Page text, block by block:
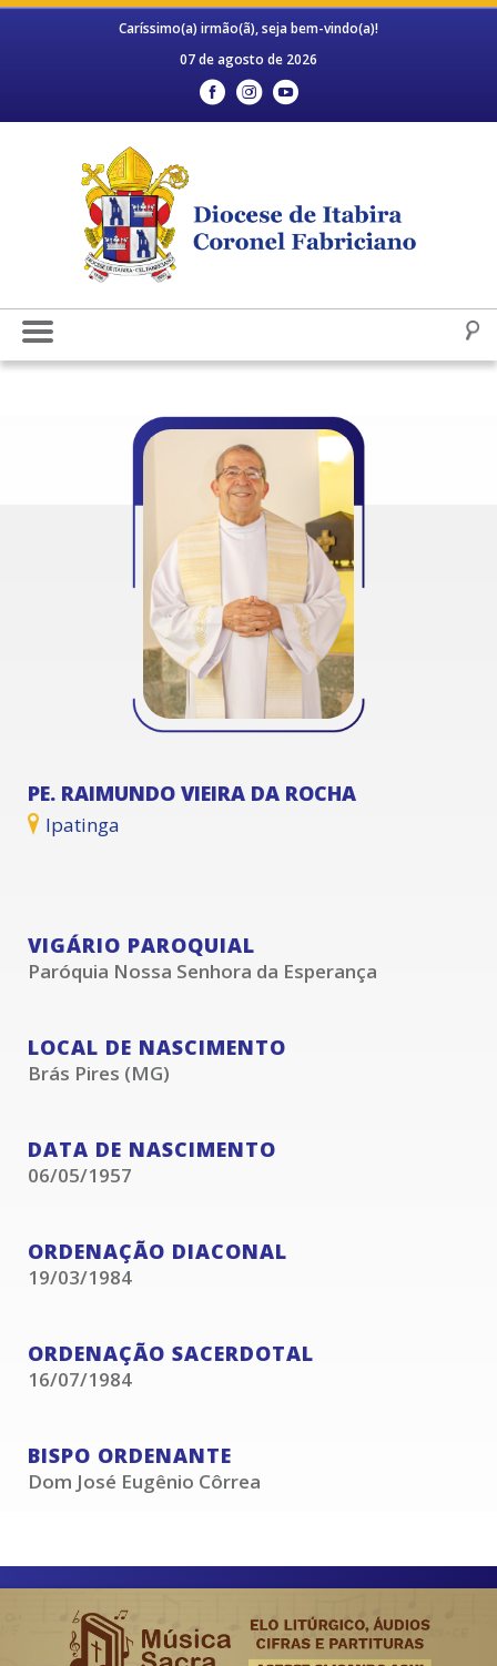
Caríssimo(a) irmão(ã), seja bem-vindo(a)!
07 de agosto de 2026
PE. RAIMUNDO VIEIRA DA ROCHA
Ipatinga
VIGÁRIO PAROQUIAL
Paróquia Nossa Senhora da Esperança
LOCAL DE NASCIMENTO
Brás Pires (MG)
DATA DE NASCIMENTO
06/05/1957
ORDENAÇÃO DIACONAL
19/03/1984
ORDENAÇÃO SACERDOTAL
16/07/1984
BISPO ORDENANTE
Dom José Eugênio Côrrea